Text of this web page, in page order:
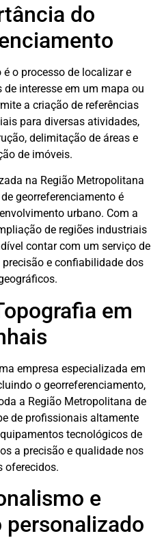
do
o processo de localizar e
interesse em um mapa ou
a criação de referências
para diversas atividades,
delimitação de áreas e
de imóveis.
na Região Metropolitana
georreferenciamento é
urbano. Com a
de regiões industriais
contar com um serviço de
e confiabilidade dos
em
empresa especializada em
o georreferenciamento,
a Região Metropolitana de
de profissionais altamente
tecnológicos de
a precisão e qualidade nos
oferecidos.
e